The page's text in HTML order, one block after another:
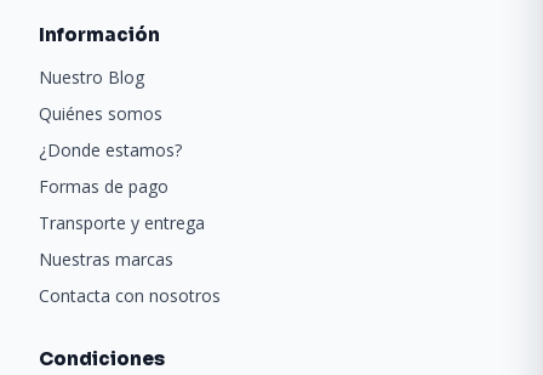
Información
Nuestro Blog
Quiénes somos
¿Donde estamos?
Formas de pago
Transporte y entrega
Nuestras marcas
Contacta con nosotros
Condiciones